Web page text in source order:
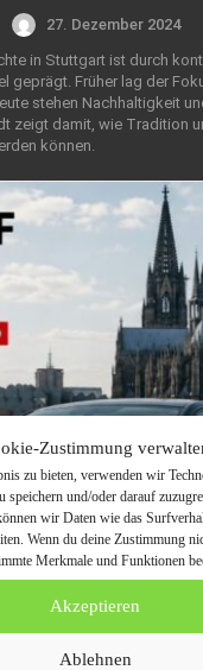
Zustimmung
zu bieten, verwenden wir
speichern und/oder darauf
wir Daten wie das
Wenn du deine Zustimmung
Merkmale und Funktionen
Akzeptieren
Ablehnen
27. Dezember 2024
in Stuttgart ist durch
geprägt. Früher lag der
stehen Nachhaltigkeit
zeigt damit, wie Tradition
können.
im
2026